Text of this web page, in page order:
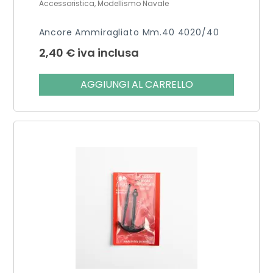
Accessoristica, Modellismo Navale
Ancore Ammiragliato Mm.40 4020/40
2,40 € iva inclusa
AGGIUNGI AL CARRELLO